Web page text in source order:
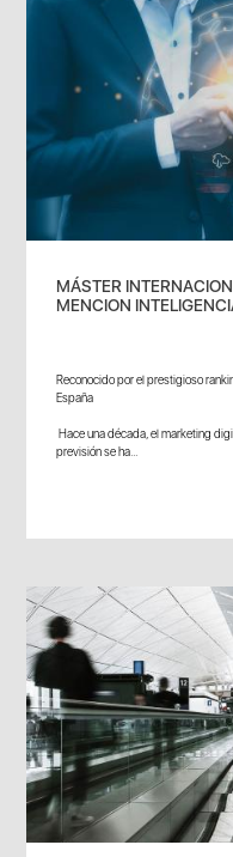
MÁSTER
MENCION
Reconocido por el prestigioso
España
Hace una década, el marketing
previsión se ha...